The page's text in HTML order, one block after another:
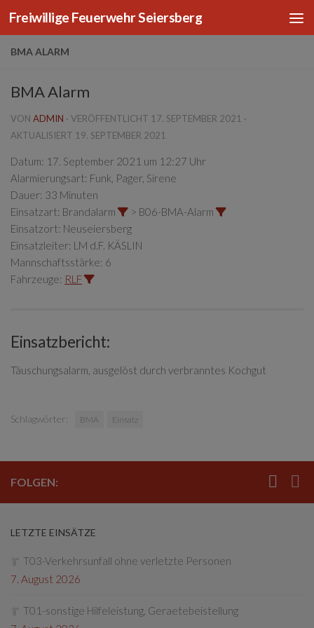
Zum Inhalt springen
Freiwillige Feuerwehr Seiersberg
BMA ALARM
BMA Alarm
VON ADMIN · VERÖFFENTLICHT 17. SEPTEMBER 2021 ·
AKTUALISIERT 19. SEPTEMBER 2021
Datum: 17. September 2021 um 12:27 Uhr
Alarmierungsart: Funk, Pager, Sirene
Dauer: 33 Minuten
Einsatzart: Brandalarm
> B06-BMA-Alarm
Einsatzort: Neuseiersberg
Einsatzleiter: LM d.F. KÄSLIN
Mannschaftsstärke: 6
Fahrzeuge: RLF
Einsatzbericht:
Täuschungsalarm, ausgelöst durch verbranntes Kochgut
Schlagwörter: BMA Einsatz
FOLGEN:
LETZTE EINSÄTZE
T03-Verkehrsunfall ohne verletzte Personen
7. August 2026
T01-sonstige Hilfeleistung, Geraetebeistellung